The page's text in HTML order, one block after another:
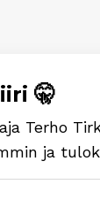
🤫
Terho
ja